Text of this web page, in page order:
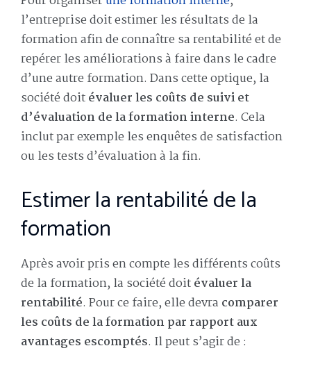
l’entreprise doit estimer les résultats de la
formation afin de connaître sa rentabilité et de
repérer les améliorations à faire dans le cadre
d’une autre formation. Dans cette optique, la
société doitévaluer les coûts de suivi et
d’évaluation de la formation interne. Cela
inclut par exemple les enquêtes de satisfaction
ou les tests d’évaluation à la fin.
Estimer la rentabilité de la
formation
Après avoir pris en compte les différents coûts
de la formation, la société doitévaluer la
rentabilité. Pour ce faire, elle devra comparer
les coûts de la formation par rapport aux
avantages escomptés. Il peut s’agir de :